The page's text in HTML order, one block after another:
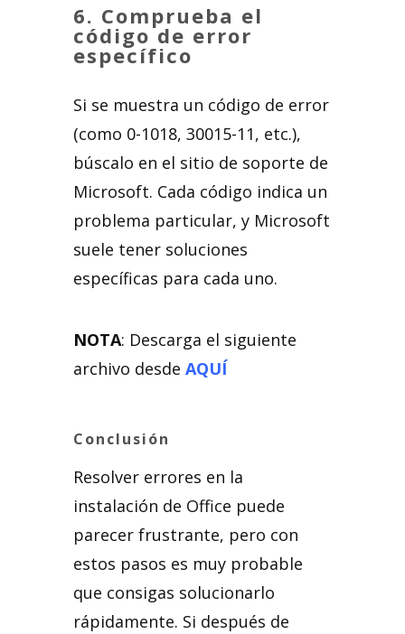
6. Comprueba el
código de error
específico
Si se muestra un código de error
(como 0-1018, 30015-11, etc.),
búscalo en el sitio de soporte de
Microsoft. Cada código indica un
problema particular, y Microsoft
suele tener soluciones
específicas para cada uno.
NOTA: Descarga el siguiente
archivo desde AQUÍ
Conclusión
Resolver errores en la
instalación de Office puede
parecer frustrante, pero con
estos pasos es muy probable
que consigas solucionarlo
rápidamente. Si después de